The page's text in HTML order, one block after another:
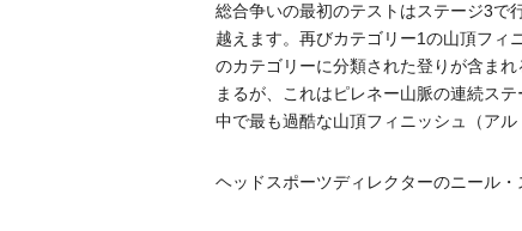
総合争いの最初のテストはステージ3で
越えます。再びカテゴリー1の山頂フィ
のカテゴリーに分類された登りが含ま
まるが、これはピレネー山脈の連続ス
中で最も過酷な山頂フィニッシュ（ア
ヘッドスポーツディレクターのニール